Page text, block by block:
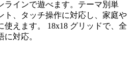
ラインで遊べます。テーマ別単
ト、タッチ操作に対応し、家庭や
えます。
18x18 グリッドで、全
対応。